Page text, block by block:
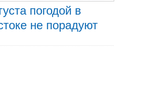
погодой в
не порадуют